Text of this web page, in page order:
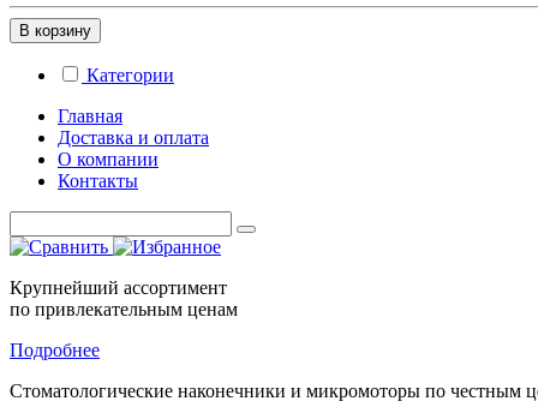
В корзину
Категории
Главная
Доставка и оплата
О компании
Контакты
Крупнейший ассортимент
по привлекательным ценам
Подробнее
Стоматологические наконечники и микромоторы по честным